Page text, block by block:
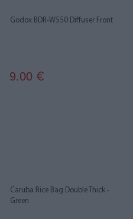
Godox BDR-W550 Diffuser Front
9.00 €
Caruba Rice Bag Double Thick -
Green